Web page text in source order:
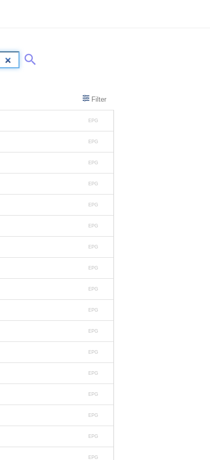
Filter
EPG
EPG
EPG
EPG
EPG
EPG
EPG
EPG
EPG
EPG
EPG
EPG
EPG
EPG
EPG
EPG
EPG